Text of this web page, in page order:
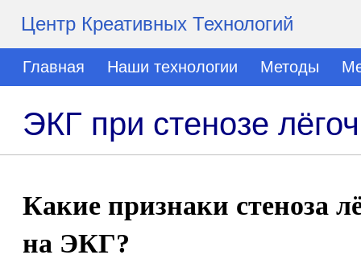
Центр Креативных Технологий
Главная Наши технологии Методы
ЭКГ при стенозе
Какие признаки стеноза
на ЭКГ?